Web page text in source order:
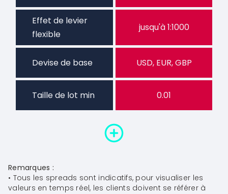
Effet de levier
flexible
jusqu'à 1:1000
Devise de base USD, EUR, GBP
Taille de lot min 0.01
Remarques :
• Tous les spreads sont indicatifs, pour visualiser les
valeurs en temps réel, les clients doivent se référer à